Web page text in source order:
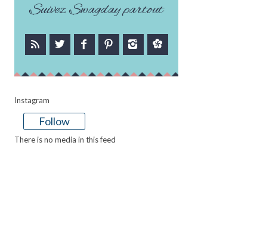
Suivez Swagday partout
Instagram
Follow
There is no media in this feed